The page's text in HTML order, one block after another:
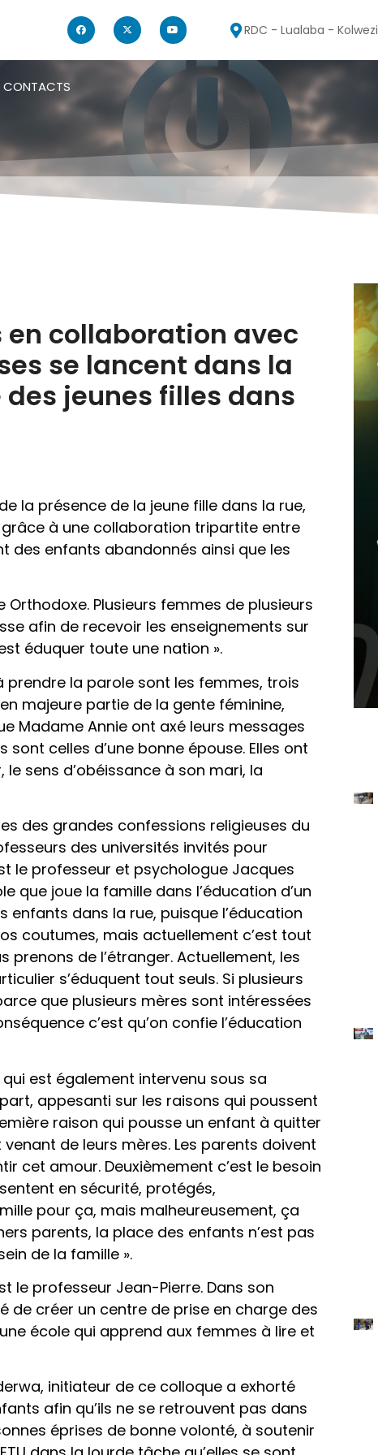
RDC - Lualaba - Kolwezi
CONTACTS
en collaboration avec
se lancent dans la
jeunes filles dans
la présence de la jeune fille dans la rue,
à une collaboration tripartite entre
des enfants abandonnés ainsi que les
Orthodoxe. Plusieurs femmes de plusieurs
afin de recevoir les enseignements sur
éduquer toute une nation ».
la parole sont les femmes, trois
majeure partie de la gente féminine,
Madame Annie ont axé leurs messages
celles d’une bonne épouse. Elles ont
sens d’obéissance à son mari, la
des grandes confessions religieuses du
des universités invités pour
le professeur et psychologue Jacques
que joue la famille dans l’éducation d’un
enfants dans la rue, puisque l’éducation
coutumes, mais actuellement c’est tout
de l’étranger. Actuellement, les
s’éduquent tout seuls. Si plusieurs
que plusieurs mères sont intéressées
c’est qu’on confie l’éducation
qui est également intervenu sous sa
appesanti sur les raisons qui poussent
raison qui pousse un enfant à quitter
de leurs mères. Les parents doivent
cet amour. Deuxièmement c’est le besoin
en sécurité, protégés,
pour ça, mais malheureusement, ça
parents, la place des enfants n’est pas
de la famille ».
le professeur Jean-Pierre. Dans son
de créer un centre de prise en charge des
école qui apprend aux femmes à lire et
initiateur de ce colloque a exhorté
afin qu’ils ne se retrouvent pas dans
éprises de bonne volonté, à soutenir